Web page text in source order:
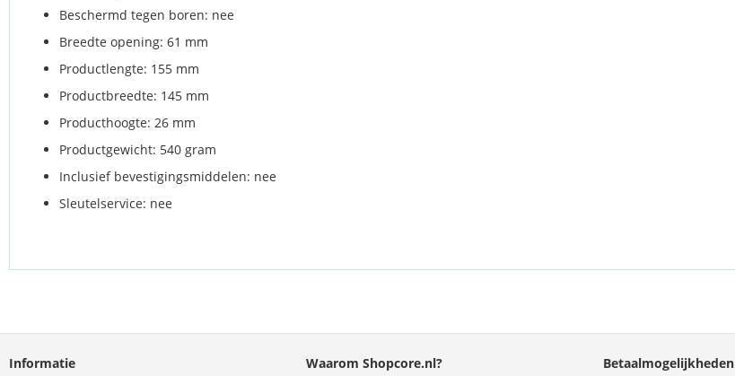
Beschermd tegen boren: nee
Breedte opening: 61 mm
Productlengte: 155 mm
Productbreedte: 145 mm
Producthoogte: 26 mm
Productgewicht: 540 gram
Inclusief bevestigingsmiddelen: nee
Sleutelservice: nee
Informatie
Waarom Shopcore.nl?
Betaalmogelijkheden